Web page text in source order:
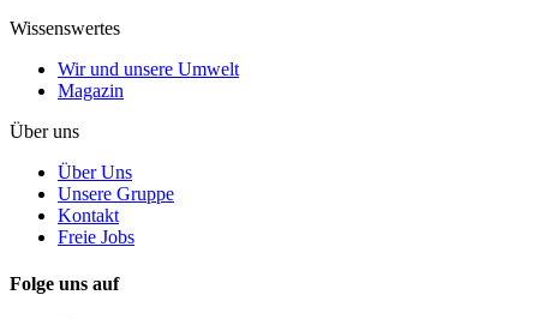
Wissenswertes
Wir und unsere Umwelt
Magazin
Über uns
Über Uns
Unsere Gruppe
Kontakt
Freie Jobs
Folge uns auf